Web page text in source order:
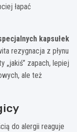
łapać
kapsułek
rezygnacja z płynu
„jakiś” zapach, lepiej
ale też
do alergii reaguje